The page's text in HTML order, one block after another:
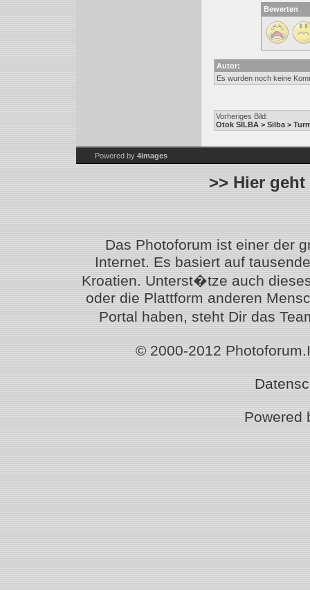
Bewerten
Autor:
Es wurden noch keine
Vorheriges Bild:
Otok SILBA > Silba >
Powered by 4images
>> Hier
Das Photoforum ist einer der
Internet. Es basiert auf
Kroatien. Unterst�tze auch
oder die Plattform anderen
Portal haben, steht Dir das
© 2000-2012
Powered